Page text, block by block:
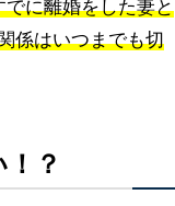
に離婚をした妻と
係はいつまでも切
？